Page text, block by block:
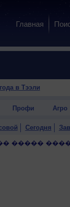
Главная
в Тээли
Профи Агро
Сегодня
�����